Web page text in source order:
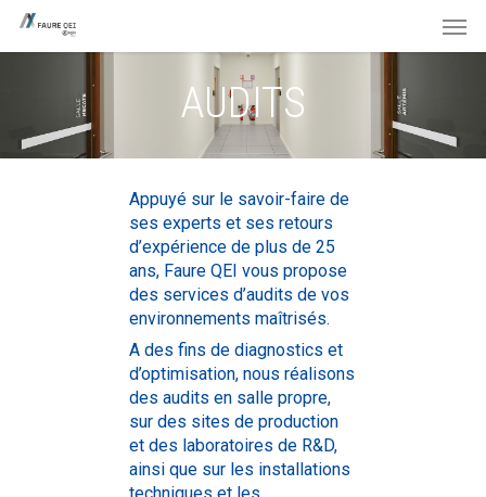
Skip
main
AUDITS
Appuyé sur le savoir-faire de
ses experts et ses retours
d’expérience de plus de 25
ans, Faure QEI vous propose
des services d’audits de vos
environnements maîtrisés.
A des fins de diagnostics et
d’optimisation, nous réalisons
des audits en salle propre,
sur des sites de production
et des laboratoires de R&D,
ainsi que sur les installations
techniques et les